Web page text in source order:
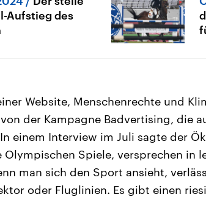
Aufstieg des
Website, Menschenrechte und
der Kampagne Badvertising, die
einem Interview im Juli sagte der
Spiele, versprechen in
man sich den Sport ansieht,
oder Fluglinien. Es gibt einen